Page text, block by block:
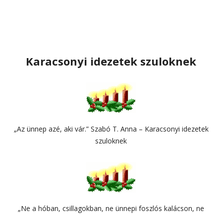
Karacsonyi idezetek szuloknek
„Az ünnep azé, aki vár.” Szabó T. Anna – Karacsonyi idezetek
szuloknek
„Ne a hóban, csillagokban, ne ünnepi foszlós kalácson, ne